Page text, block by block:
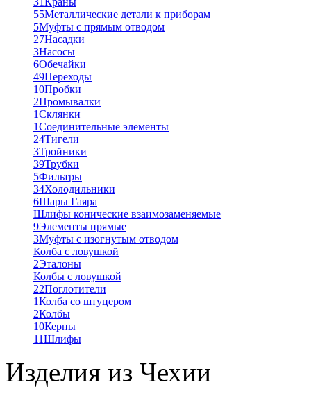
55Металлические детали к приборам
5Муфты с прямым отводом
27Насадки
3Насосы
6Обечайки
49Переходы
10Пробки
2Промывалки
1Склянки
1Соединительные элементы
24Тигели
3Тройники
39Трубки
5Фильтры
34Холодильники
6Шары Гаяра
Шлифы конические взаимозаменяемые
9Элементы прямые
3Муфты с изогнутым отводом
Колба с ловушкой
2Эталоны
Колбы с ловушкой
22Поглотители
1Колба со штуцером
2Колбы
10Керны
11Шлифы
Изделия из Чехии